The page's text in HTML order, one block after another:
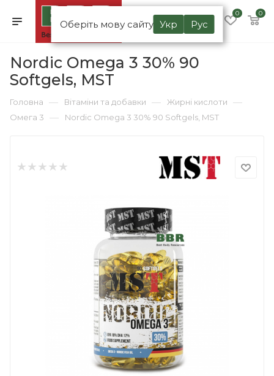
Оберіть мову сайту Укр Рус
0 0
Nordic Omega 3 30% 90
Softgels, MST
Головна — Вітаміни та добавки — Жирні кислоти —
Омега 3 — Nordic Omega 3 30% 90 Softgels, MST